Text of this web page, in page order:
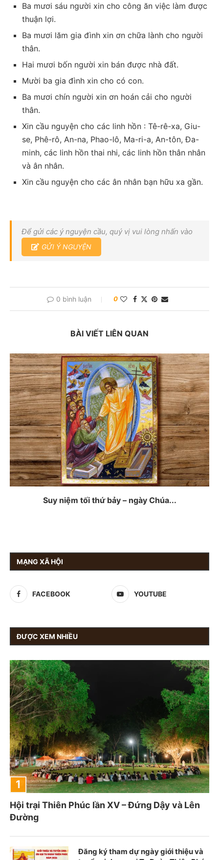
Ba mươi sáu người xin cho công ăn việc làm được
thuận lợi.
Ba mươi lăm gia đình xin ơn chữa lành cho người
thân.
Hai mươi bốn người xin bán được nhà đất.
Mười ba gia đình xin cho có con.
Ba mươi chín người xin ơn hoán cải cho người
thân.
Xin cầu nguyện cho các linh hồn : Tê-rê-xa, Giu-
se, Phê-rô, An-na, Phao-lô, Ma-ri-a, An-tôn, Đa-
minh, các linh hồn thai nhi, các linh hồn thân nhân
và ân nhân.
Xin cầu nguyện cho các ân nhân bạn hữu xa gần.
Để gửi các ý nguyện cầu, quý vị vui lòng nhấn vào
GỬI Ý NGUYỆN
0 bình luận 0
BÀI VIẾT LIÊN QUAN
Suy niệm tối thứ bảy – ngày Chúa...
MẠNG XÃ HỘI
FACEBOOK YOUTUBE
ĐƯỢC XEM NHIỀU
Hội trại Thiên Phúc lần XV – Đứng Dậy và Lên
Đường
Đăng ký tham dự ngày giới thiệu và